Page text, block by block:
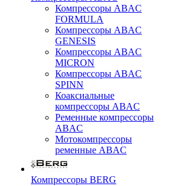
Компрессоры ABAC
FORMULA
Компрессоры ABAC
GENESIS
Компрессоры ABAC
MICRON
Компрессоры ABAC
SPINN
Коаксиальные
компрессоры ABAC
Ременные компрессоры
ABAC
Мотокомпрессоры
ременные ABAC
Компрессоры BERG